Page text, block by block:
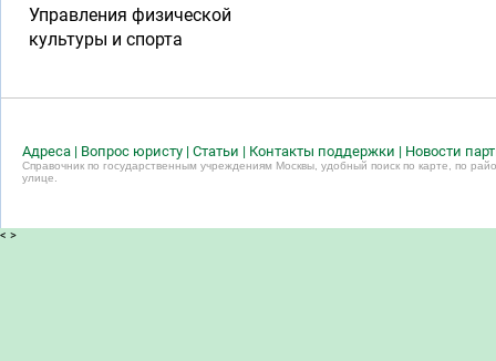
Управления физической
культуры и спорта
Адреса | Вопрос юристу | Статьи | Контакты поддержки | Новости
Справочник по государственным учреждениям Москвы, удобный поиск по карте, по
улице.
< >